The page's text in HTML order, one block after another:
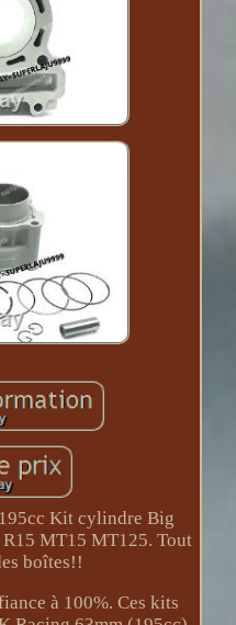
Kit cylindre Big
R15 MT15 MT125. Tout
boîtes!!
à 100%. Ces kits